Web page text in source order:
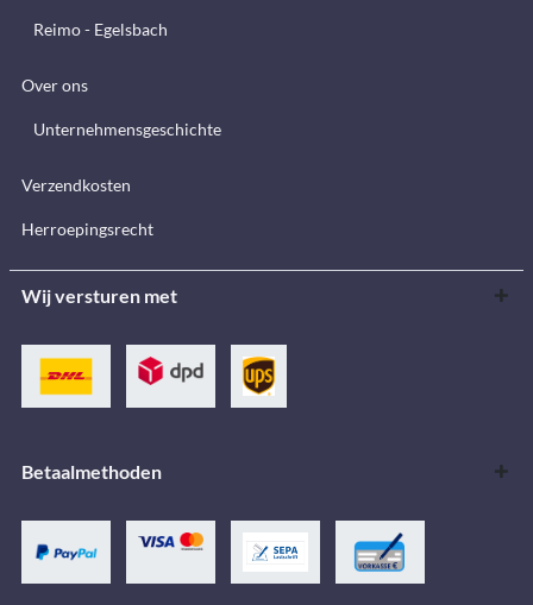
Reimo - Egelsbach
Over ons
Unternehmensgeschichte
Verzendkosten
Herroepingsrecht
Wij versturen met
Betaalmethoden